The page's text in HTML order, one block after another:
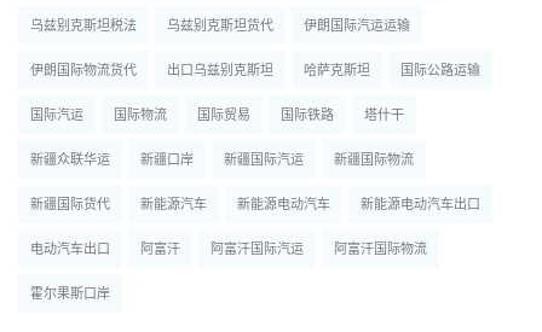
乌兹别克斯坦税法 乌兹别克斯坦货代 伊朗国际汽运运输
伊朗国际物流货代 出口乌兹别克斯坦 哈萨克斯坦 国际公路运输
国际汽运 国际物流 国际贸易 国际铁路 塔什干
新疆众联华运 新疆口岸 新疆国际汽运 新疆国际物流
新疆国际货代 新能源汽车 新能源电动汽车 新能源电动汽车出口
电动汽车出口 阿富汗 阿富汗国际汽运 阿富汗国际物流
霍尔果斯口岸